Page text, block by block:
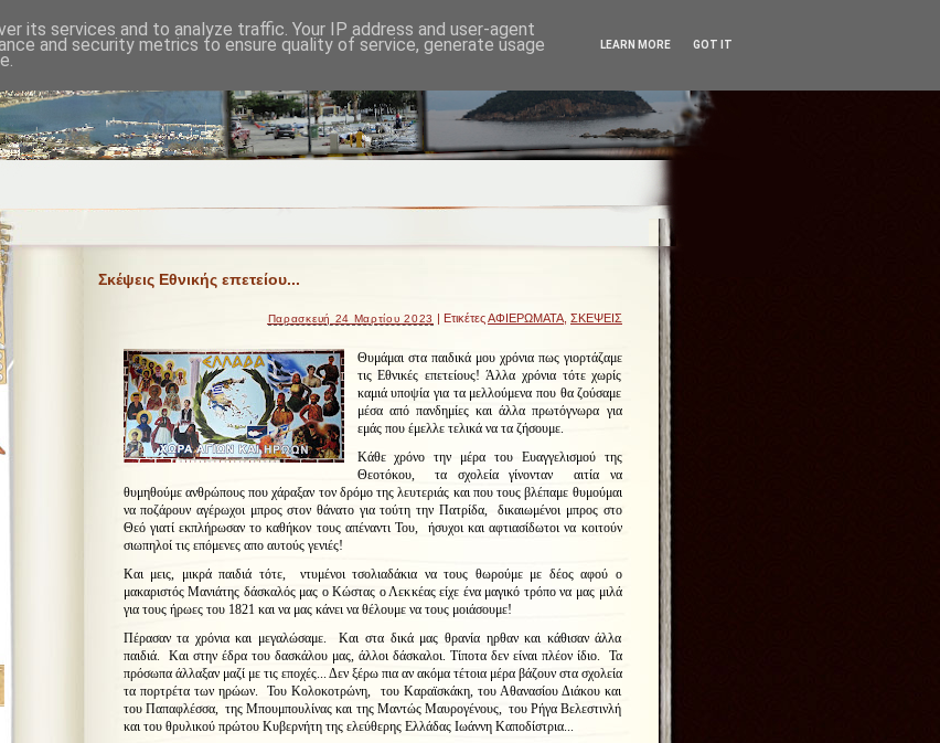
Σκέψεις Εθνικής επετείου...
Παρασκευή 24 Μαρτίου 2023 | ΕτικέτεςΑΦΙΕΡΩΜΑΤΑ ΣΚΕΨΕΙΣ
Θυμάμαι στα παιδικά μου χρόνια πως γιορτάζαμε
τις Εθνικές επετείους! Άλλα χρόνια τότε χωρίς
καμιά υποψία για τα μελλούμενα που θα ζούσαμε
μέσα από πανδημίες και άλλα πρωτόγνωρα για
εμάς που έμελλε τελικά να τα ζήσουμε.
Κάθε χρόνο την μέρα του Ευαγγελισμού της
Θεοτόκου, τα σχολεία γίνονταν αιτία να
θυμηθούμε ανθρώπους που χάραξαν τον δρόμο της λευτεριάς και που τους βλέπαμε θυμούμαι
να ποζάρουν αγέρωχοι μπρος στον θάνατο για τούτη την Πατρίδα, δικαιωμένοι μπρος στο
Θεό γιατί εκπλήρωσαν το καθήκον τους απέναντι Του, ήσυχοι και αφτιασίδωτοι να κοιτούν
σιωπηλοί τις επόμενες απο αυτούς γενιές!
Και μεις, μικρά παιδιά τότε, ντυμένοι τσολιαδάκια να τους θωρούμε με δέος αφού ο
μακαριστός Μανιάτης δάσκαλός μας ο Κώστας ο Λεκκέας είχε ένα μαγικό τρόπο να μας μιλά
για τους ήρωες του 1821 και να μας κάνει να θέλουμε να τους μοιάσουμε!
Πέρασαν τα χρόνια και μεγαλώσαμε. Και στα δικά μας θρανία ηρθαν και κάθισαν άλλα
παιδιά. Και στην έδρα του δασκάλου μας, άλλοι δάσκαλοι. Τίποτα δεν είναι πλέον ίδιο. Τα
πρόσωπα άλλαξαν μαζί με τις εποχές... Δεν ξέρω πια αν ακόμα τέτοια μέρα βάζουν στα σχολεία
τα πορτρέτα των ηρώων. Του Κολοκοτρώνη, του Καραϊσκάκη, του Αθανασίου Διάκου και
του Παπαφλέσσα, της Μπουμπουλίνας και της Μαντώς Μαυρογένους, του Ρήγα Βελεστινλή
και του θρυλικού πρώτου Κυβερνήτη της ελεύθερης Ελλάδας Ιωάννη Καποδίστρια...
its services and to analyze traffic. Your IP address and user-agent
and security metrics to ensure quality of service, generate usage LEARN MORE GOT IT